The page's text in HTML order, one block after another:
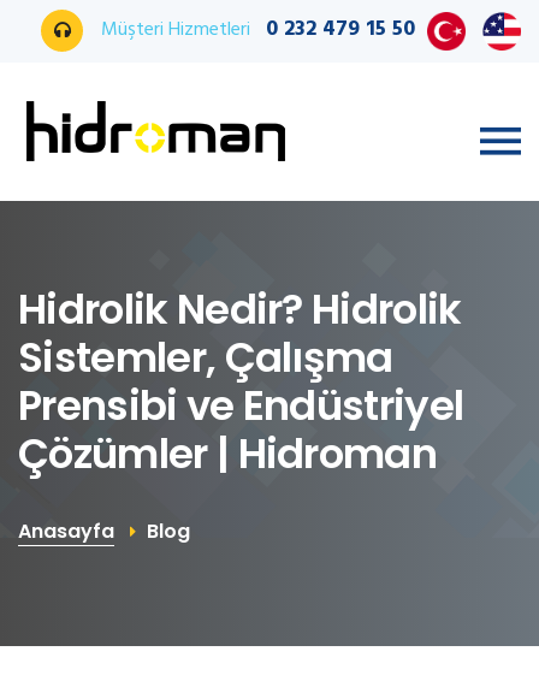
Müşteri Hizmetleri 0 232 479 15 50
Hidrolik Nedir? Hidrolik
Sistemler, Çalışma
Prensibi ve Endüstriyel
Çözümler | Hidroman
Anasayfa Blog